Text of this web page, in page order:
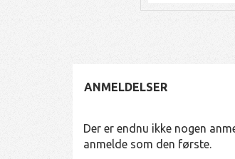
ANMELDELSER
Der er endnu ikke nogen
anmelde som den første.